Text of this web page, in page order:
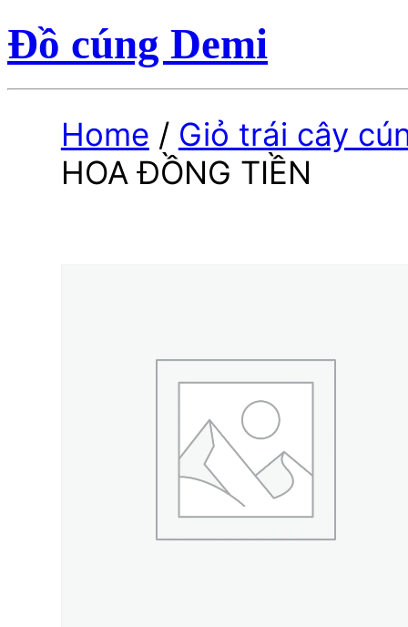
Đồ cúng Demi
Home / Giỏ trái cây
HOA ĐỒNG TIỀN